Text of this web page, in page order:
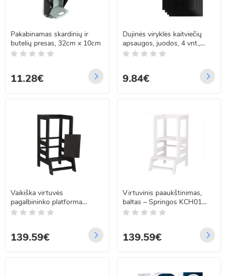
Pakabinamas skardinių ir
butelių presas, 32cm x 10cm
11.28€
Dujinės viryklės kaitviečių
apsaugos, juodos, 4 vnt.,
Springos KI0115, 27 x 27 cm
9.84€
Vaikiška virtuvės
pagalbininko platforma
Springos KCH01 BLACK, 90
139.59€
Virtuvinis paaukštinimas,
baltas – Springos KCH01
WHITE, 90 cm
139.59€